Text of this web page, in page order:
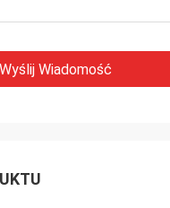
Wyślij Wiadomość